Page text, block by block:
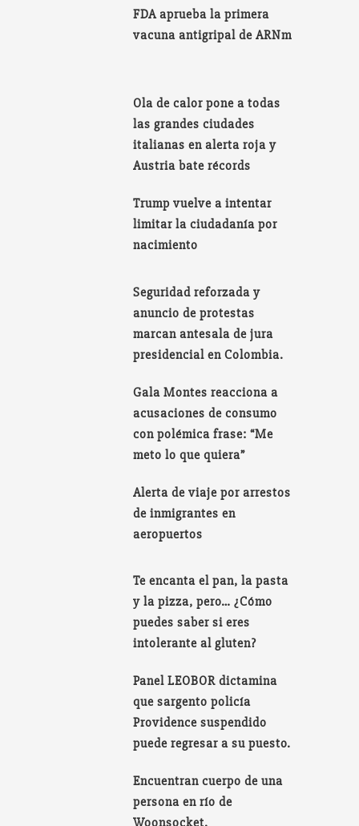
FDA aprueba la primera
vacuna antigripal de ARNm
Ola de calor pone a todas
las grandes ciudades
italianas en alerta roja y
Austria bate récords
Trump vuelve a intentar
limitar la ciudadanía por
nacimiento
Seguridad reforzada y
anuncio de protestas
marcan antesala de jura
presidencial en Colombia.
Gala Montes reacciona a
acusaciones de consumo
con polémica frase: “Me
meto lo que quiera”
Alerta de viaje por arrestos
de inmigrantes en
aeropuertos
Te encanta el pan, la pasta
y la pizza, pero… ¿Cómo
puedes saber si eres
intolerante al gluten?
Panel LEOBOR dictamina
que sargento policía
Providence suspendido
puede regresar a su puesto.
Encuentran cuerpo de una
persona en río de